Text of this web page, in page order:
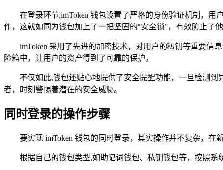
在登录环节,imToken 钱包设置了严格的身份验证机制，
作，这就如同为钱包加上了一把坚固的“安全锁”，有效防止了他
imToken 采用了先进的加密技术，对用户的私钥等重要信
险箱中，让用户的资产得到了可靠的保护。
不仅如此,钱包还贴心地提供了安全提醒功能，一旦检测
者，时刻警惕着潜在的安全威胁。
同时登录的操作步骤
要实现 imToken 钱包的同时登录，其实操作并不复杂，在
根据自己的钱包类型,如助记词钱包、私钥钱包等，按照系